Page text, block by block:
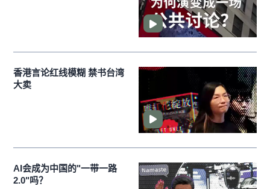
香港言论红线模糊 禁书台湾
大卖
AI会成为中国的"一带一路
2.0"吗？